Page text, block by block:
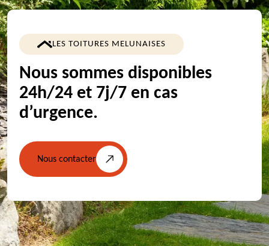
LES TOITURES MELUNAISES
Nous sommes disponibles
24h/24 et 7j/7 en cas
d’urgence.
Nous contacter